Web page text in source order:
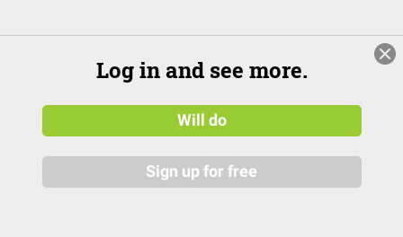
Log in and see more.
Will do
Sign up for free